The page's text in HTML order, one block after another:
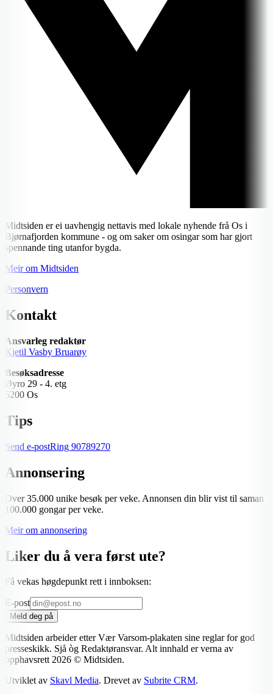
Midtsiden er ei uavhengig nettavis med lokale nyhende frå Os i
Bjørnafjorden kommune - og om saker om osingar som har gjort
spennande ting utanfor bygda.
Meir om Midtsiden
Personvern
Kontakt
Ansvarleg redaktør
Kjetil Vasby Bruarøy
Besøksadresse
Øyro 29 - 4. etg
5200 Os
Tips
Send e-postRing 90789270
Annonsering
Over 35.000 unike besøk per veke. Annonsen din blir vist til saman
100.000 gongar per veke.
Meir om annonsering
Liker du å vera først ute?
Få vekas høgdepunkt rett i innboksen:
E-post
Meld deg på
Midtsiden arbeider etter Vær Varsom-plakaten sine reglar for god
presseskikk. Sjå òg Redaktøransvar. Alt innhald er verna av
opphavsrett2026 © Midtsiden.
Utviklet av Skavl Media. Drevet av Subrite CRM.